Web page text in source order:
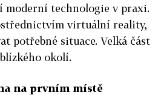
moderní technologie v praxi.
virtuální reality,
potřebné situace. Velká část
okolí.
na prvním místě